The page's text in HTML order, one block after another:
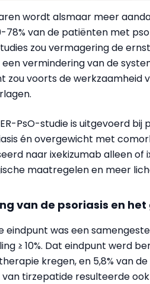
wordt alsmaar meer
78% van de patiënten met
zou vermagering de
vermindering van de
zou voorts dewerkzaamheid
PsO-studie is uitgevoerd
én overgewicht met
naar ixekizumab alleen of
maatregelen en meer
van de psoriasis en
eindpunt was een
≥ 10%. Dat eindpunt werd
kregen, en 5,8% van
van tirzepatide resulteerde